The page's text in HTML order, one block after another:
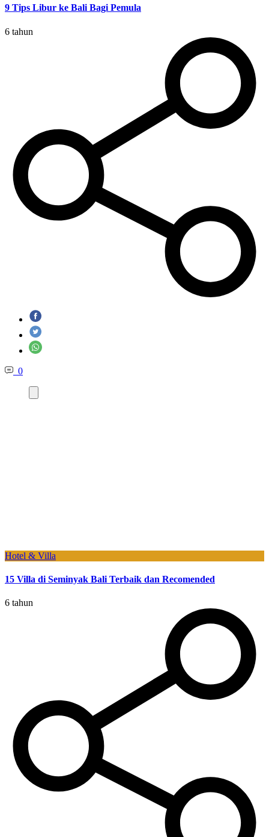
9 Tips Libur ke Bali Bagi Pemula
6 tahun
0
Hotel & Villa
15 Villa di Seminyak Bali Terbaik dan Recomended
6 tahun